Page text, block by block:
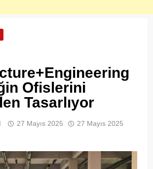
Ofislerini
Tasarlıyor
27 Mayıs 2025
27 Mayıs 2025